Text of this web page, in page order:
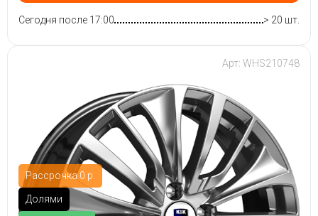
Сегодня после 17:00 > 20 шт.
Рассрочка 0 р.
Долями
Арт: WHS210748